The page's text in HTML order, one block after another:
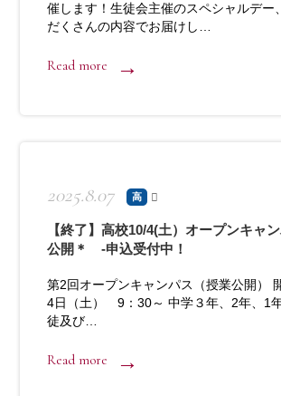
催します！生徒会主催のスペシャルデー
だくさんの内容でお届けし…
Read more
2025.8.07 高
【終了】高校10/4(土）オープンキャ
公開＊ -申込受付中！
第2回オープンキャンパス（授業公開）
4日（土） 9：30～ 中学３年、2年、1
徒及び…
Read more